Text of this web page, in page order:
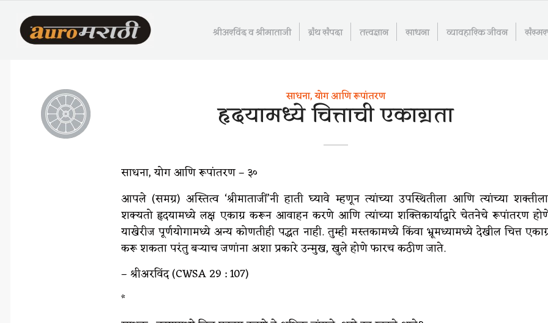
श्रीअरविंद व श्रीमाताजी ग्रंथ संपदा तत्त्वज्ञान साधना व्यावहारिक जीवन
साधना, योग आणि रूपांतरण
हृदयामध्ये चित्ताची एकाग्रता
साधना, योग आणि रूपांतरण – ३०
आपले (समग्र) अस्तित्व ‘श्रीमाताजीं’नी हाती घ्यावे म्हणून त्यांच्या उपस्थितीला आणि त्यांच्या
शक्यतो हृदयामध्ये लक्ष एकाग्र करून आवाहन करणे आणि त्यांच्या शक्तिकार्याद्वारे चेतनेचे रूपांतरण
याखेरीज पूर्णयोगामध्ये अन्य कोणतीही पद्धत नाही. तुम्ही मस्तकामध्ये किंवा भ्रूमध्यामध्ये देखील चित्त
करू शकता परंतु बऱ्याच जणांना अशा प्रकारे उन्मुख, खुले होणे फारच कठीण जाते.
– श्रीअरविंद (CWSA 29 : 107)
*